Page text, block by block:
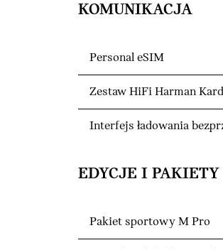
KOMUNIKACJA
Personal eSIM
Zestaw HiFi Harman
Interfejs ładowania
EDYCJE I PAKIETY
Pakiet sportowy M Pro